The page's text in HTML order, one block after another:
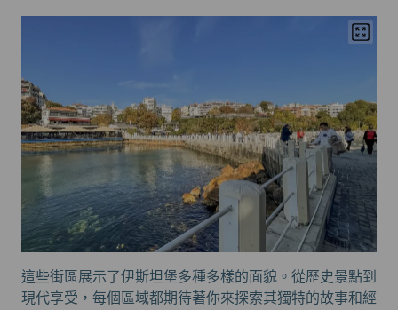
這些街區展示了伊斯坦堡多種多樣的面貌。從歷史景點到
現代享受，每個區域都期待著你來探索其獨特的故事和經